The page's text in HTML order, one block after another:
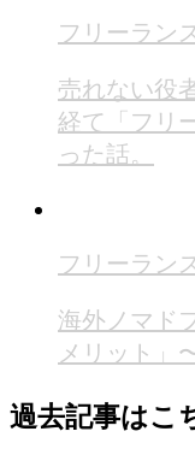
フリーラン
売れない役
経て「フリ
った話。
フリーラン
海外ノマド
メリット」
過去記事はこ